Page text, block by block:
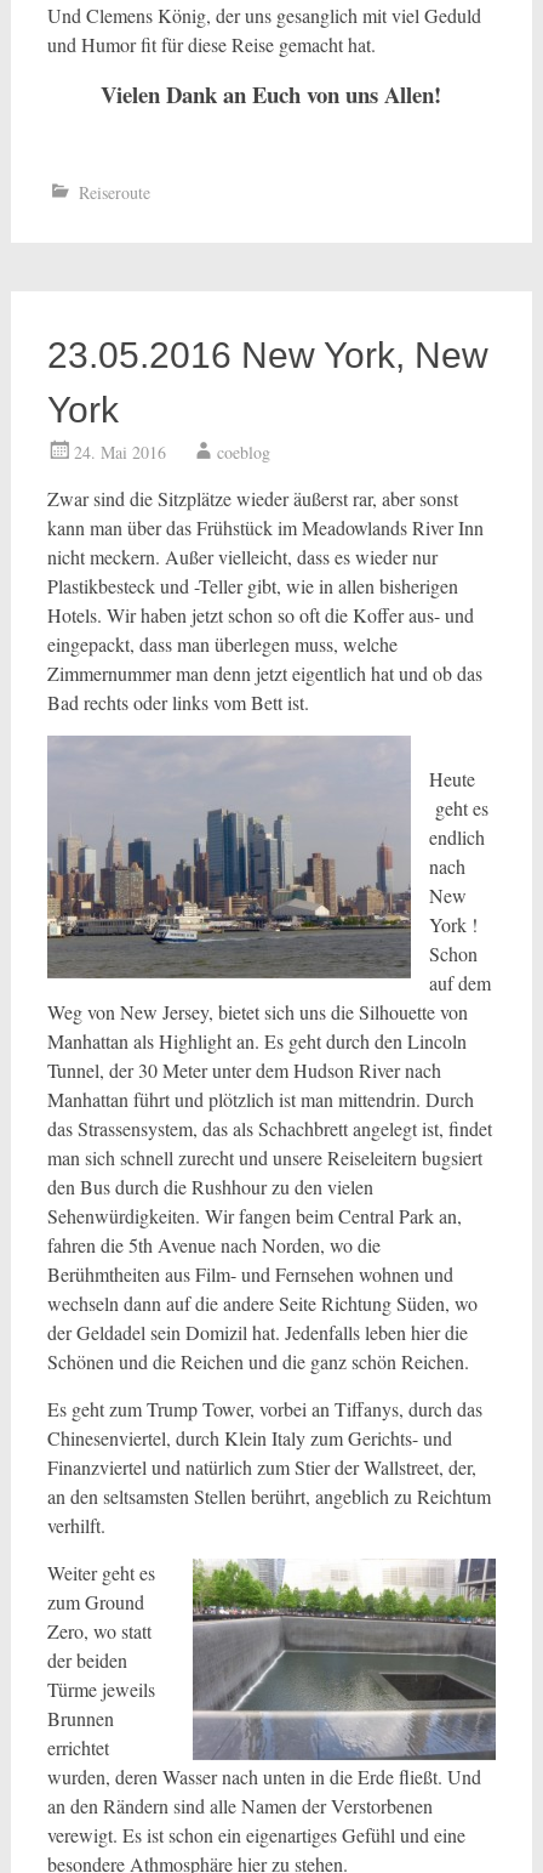
Und Clemens König, der uns gesanglich mit viel Geduld
und Humor fit für diese Reise gemacht hat.
Vielen Dank an Euch von uns Allen!
Reiseroute
23.05.2016 New York, New
York
24. Mai 2016 coeblog
Zwar sind die Sitzplätze wieder äußerst rar, aber sonst
kann man über das Frühstück im Meadowlands River Inn
nicht meckern. Außer vielleicht, dass es wieder nur
Plastikbesteck und -Teller gibt, wie in allen bisherigen
Hotels. Wir haben jetzt schon so oft die Koffer aus- und
eingepackt, dass man überlegen muss, welche
Zimmernummer man denn jetzt eigentlich hat und ob das
Bad rechts oder links vom Bett ist.
Heute
geht es
endlich
nach
New
York !
Schon
auf dem
Weg von New Jersey, bietet sich uns die Silhouette von
Manhattan als Highlight an. Es geht durch den Lincoln
Tunnel, der 30 Meter unter dem Hudson River nach
Manhattan führt und plötzlich ist man mittendrin. Durch
das Strassensystem, das als Schachbrett angelegt ist, findet
man sich schnell zurecht und unsere Reiseleitern bugsiert
den Bus durch die Rushhour zu den vielen
Sehenwürdigkeiten. Wir fangen beim Central Park an,
fahren die 5th Avenue nach Norden, wo die
Berühmtheiten aus Film- und Fernsehen wohnen und
wechseln dann auf die andere Seite Richtung Süden, wo
der Geldadel sein Domizil hat. Jedenfalls leben hier die
Schönen und die Reichen und die ganz schön Reichen.
Es geht zum Trump Tower, vorbei an Tiffanys, durch das
Chinesenviertel, durch Klein Italy zum Gerichts- und
Finanzviertel und natürlich zum Stier der Wallstreet, der,
an den seltsamsten Stellen berührt, angeblich zu Reichtum
verhilft.
Weiter geht es
zum Ground
Zero, wo statt
der beiden
Türme jeweils
Brunnen
errichtet
wurden, deren Wasser nach unten in die Erde fließt. Und
an den Rändern sind alle Namen der Verstorbenen
verewigt. Es ist schon ein eigenartiges Gefühl und eine
besondere Athmosphäre hier zu stehen.